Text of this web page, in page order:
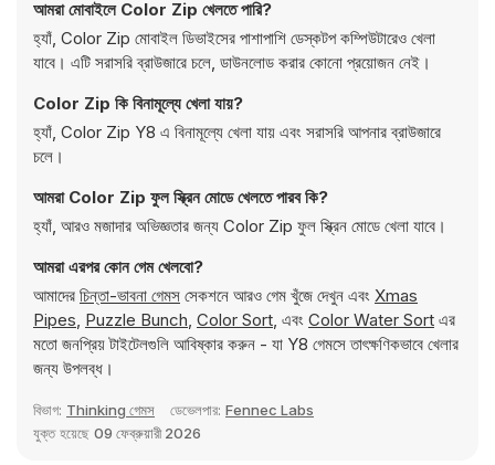
আমরা মোবাইলে Color Zip খেলতে পারি?
হ্যাঁ, Color Zip মোবাইল ডিভাইসের পাশাপাশি ডেস্কটপ কম্পিউটারেও খেলা
যাবে। এটি সরাসরি ব্রাউজারে চলে, ডাউনলোড করার কোনো প্রয়োজন নেই।
Color Zip কি বিনামূল্যে খেলা যায়?
হ্যাঁ, Color Zip Y8 এ বিনামূল্যে খেলা যায় এবং সরাসরি আপনার ব্রাউজারে
চলে।
আমরা Color Zip ফুল স্ক্রিন মোডে খেলতে পারব কি?
হ্যাঁ, আরও মজাদার অভিজ্ঞতার জন্য Color Zip ফুল স্ক্রিন মোডে খেলা যাবে।
আমরা এরপর কোন গেম খেলবো?
আমাদের চিন্তা-ভাবনা গেমস সেকশনে আরও গেম খুঁজে দেখুন এবং Xmas
Pipes, Puzzle Bunch, Color Sort, এবং Color Water Sort এর
মতো জনপ্রিয় টাইটেলগুলি আবিষ্কার করুন - যা Y8 গেমসে তাৎক্ষণিকভাবে খেলার
জন্য উপলব্ধ।
বিভাগ: Thinking গেমস ডেভেলপার: Fennec Labs
যুক্ত হয়েছে 09 ফেব্রুয়ারী 2026